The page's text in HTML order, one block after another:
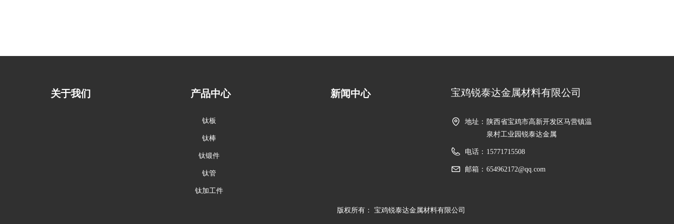
关于我们 产品中心 新闻中心
钛板
钛棒
钛锻件
钛管
钛加工件
地址： 陕西省宝鸡市高新开发区马营镇温
泉村工业园锐泰达金属
电话： 15771715508
邮箱： 654962172@qq.com
版权所有： 宝鸡锐泰达金属材料有限公司
宝鸡锐泰达金属材料有限公司